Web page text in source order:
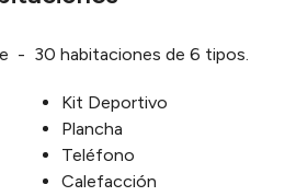
- 30 habitaciones de 6 tipos.
Kit Deportivo
Plancha
Teléfono
Calefacción